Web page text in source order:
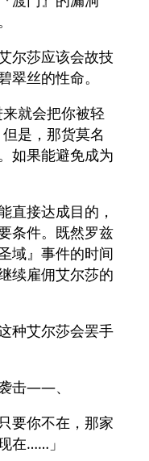
尔莎应该会故技
翠丝的性命。
就会把你被轻
是，那货莫名
如果能避免成为
直接达成目的，
条件。既然罗兹
域』事件的时间
续雇佣艾尔莎的
种艾尔莎会罢手
击――、
要你不在，那家
在……」